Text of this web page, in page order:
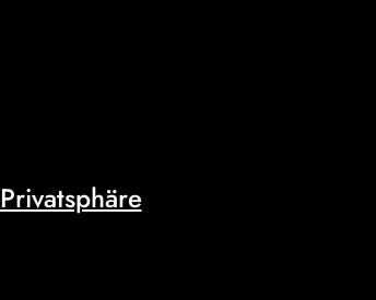
Privatsphäre